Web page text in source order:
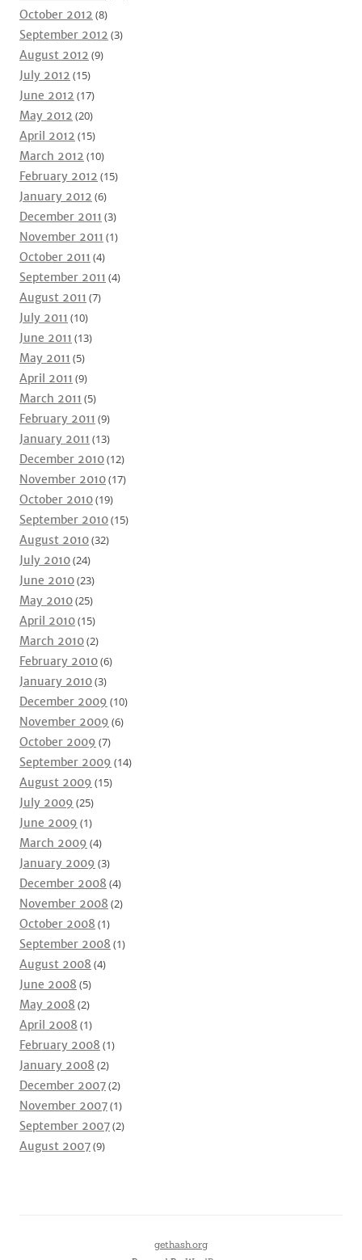
October 2012 (8)
September 2012 (3)
August 2012 (9)
July 2012 (15)
June 2012 (17)
May 2012 (20)
April 2012 (15)
March 2012 (10)
February 2012 (15)
January 2012 (6)
December 2011 (3)
November 2011 (1)
October 2011 (4)
September 2011 (4)
August 2011 (7)
July 2011 (10)
June 2011 (13)
May 2011 (5)
April 2011 (9)
March 2011 (5)
February 2011 (9)
January 2011 (13)
December 2010(12)
November 2010(17)
October 2010(19)
September 2010(15)
August 2010(32)
July 2010(24)
June 2010(23)
May 2010(25)
April 2010(15)
March 2010(2)
February 2010(6)
January 2010(3)
December 2009 (10)
November 2009 (6)
October 2009 (7)
September 2009 (14)
August 2009 (15)
July 2009 (25)
June 2009 (1)
March 2009 (4)
January 2009 (3)
December 2008 (4)
November 2008 (2)
October 2008 (1)
September 2008 (1)
August 2008 (4)
June 2008 (5)
May 2008 (2)
April 2008 (1)
February 2008 (1)
January 2008 (2)
December 2007(2)
November 2007(1)
September 2007(2)
August 2007(9)
gethash.org